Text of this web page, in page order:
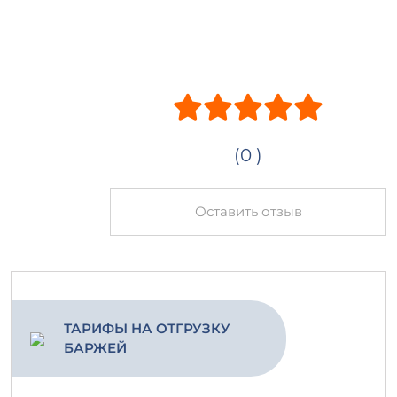
(0 )
Оставить отзыв
ТАРИФЫ НА ОТГРУЗКУ
БАРЖЕЙ